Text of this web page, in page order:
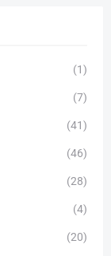
(1)
(7)
(41)
(46)
(28)
(4)
(20)